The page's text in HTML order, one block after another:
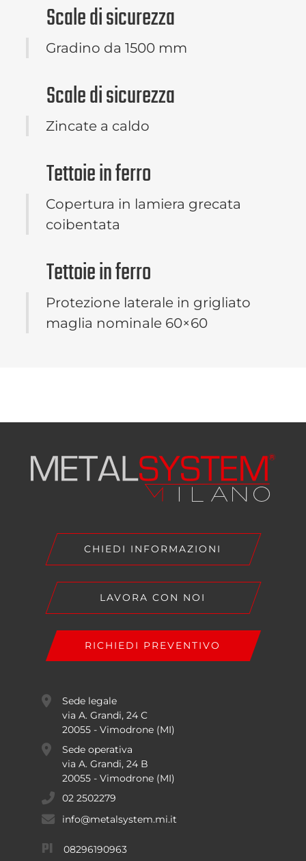
Scale di sicurezza
Gradino da 1500 mm
Scale di sicurezza
Zincate a caldo
Tettoie in ferro
Copertura in lamiera grecata
coibentata
Tettoie in ferro
Protezione laterale in grigliato
maglia nominale 60×60
CHIEDI INFORMAZIONI
LAVORA CON NOI
RICHIEDI PREVENTIVO
Sede legale
via A. Grandi, 24 C
20055 - Vimodrone (MI)
Sede operativa
via A. Grandi, 24 B
20055 - Vimodrone (MI)
02 2502279
info@metalsystem.mi.it
PI 08296190963